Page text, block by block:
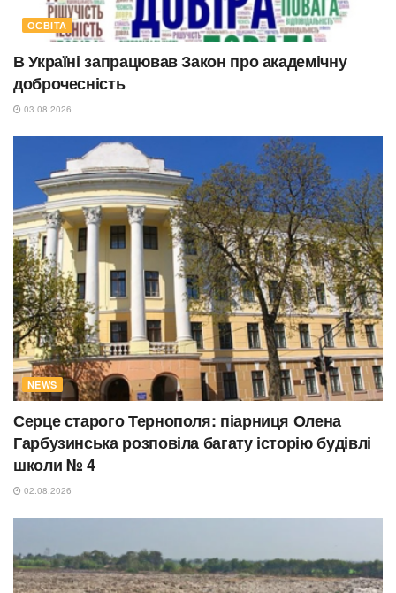
ОСВІТА
В Україні запрацював Закон про академічну
доброчесність
03.08.2026
NEWS
Серце старого Тернополя: піарниця Олена
Гарбузинська розповіла багату історію будівлі
школи № 4
02.08.2026